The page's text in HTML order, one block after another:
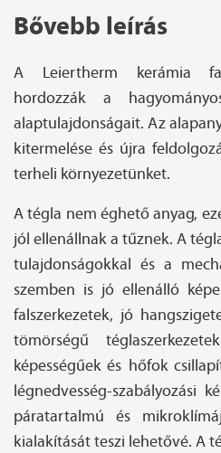
Bővebb leírás
A Leiertherm kerámia
hordozzák a
alaptulajdonságait. Az
kitermelése és újra
terheli környezetünket.
A tégla nem éghető anyag,
jól ellenállnak a tűznek. A
tulajdonságokkal és a
szemben is jó ellenálló
falszerkezetek, jó
tömörségű
képességűek és hőfok
légnedvesség-szabályozási
páratartalmú és
kialakítását teszi lehetővé. A